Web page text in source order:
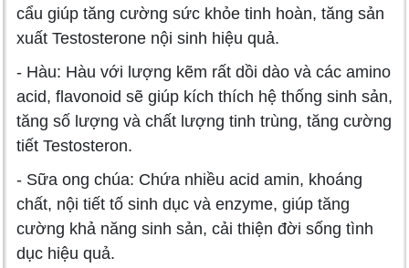
cẩu giúp tăng cường sức khỏe tinh hoàn, tăng sản
xuất Testosterone nội sinh hiệu quả.
- Hàu: Hàu với lượng kẽm rất dồi dào và các amino
acid, flavonoid sẽ giúp kích thích hệ thống sinh sản,
tăng số lượng và chất lượng tinh trùng, tăng cường
tiết Testosteron.
- Sữa ong chúa: Chứa nhiều acid amin, khoáng
chất, nội tiết tố sinh dục và enzyme, giúp tăng
cường khả năng sinh sản, cải thiện đời sống tình
dục hiệu quả.